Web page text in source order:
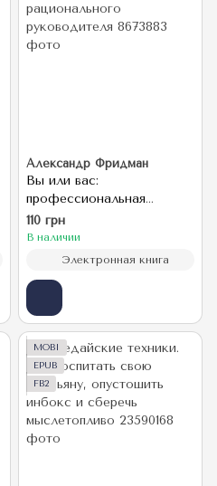
Александр Фридман
Вы или вас:
профессиональная
эксплуатация
подчиненных. Регулярный
менеджмент для
рационального
руководителя
110 грн
В наличии
Электронная книга
MOBI
EPUB
FB2